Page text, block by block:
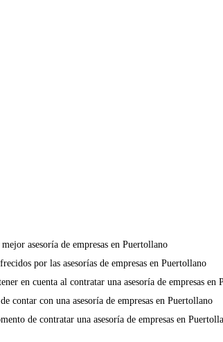
asesoría de empresas en Puertollano
por las asesorías de empresas en Puertollano
en cuenta al contratar una asesoría de empresas en
contar con una asesoría de empresas en Puertollano
de contratar una asesoría de empresas en